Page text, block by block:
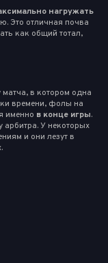
нагружать
Это отличная почва
как общий тотал,
в котором одна
времени, фолы на
именно в конце игры.
арбитра. У некоторых
и они лезут в